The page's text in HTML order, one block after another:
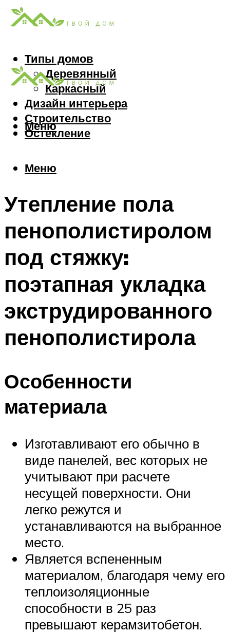
Типы домов
Деревянный
Каркасный
Дизайн интерьера
Строительство
Остекление
Меню
Меню
Утепление пола
пенополистиролом
под стяжку:
поэтапная укладка
экструдированного
пенополистирола
Особенности
материала
Изготавливают его обычно в
виде панелей, вес которых не
учитывают при расчете
несущей поверхности. Они
легко режутся и
устанавливаются на выбранное
место.
Является вспененным
материалом, благодаря чему его
теплоизоляционные
способности в 25 раз
превышают керамзитобетон.